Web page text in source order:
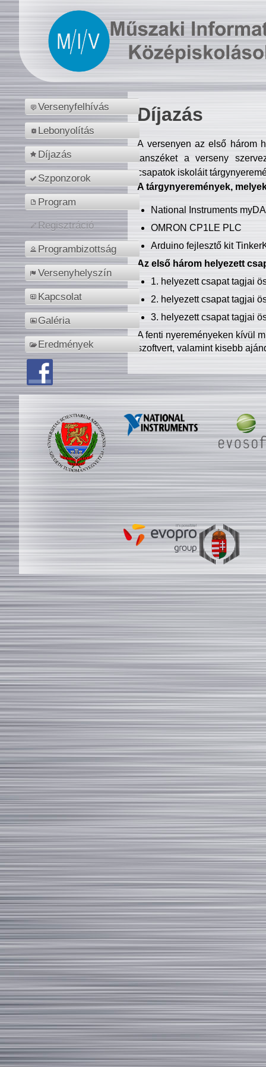
Versenyfelhívás
Lebonyolítás
Díjazás
Szponzorok
Program
Regisztráció
Programbizottság
Versenyhelyszín
Kapcsolat
Galéria
Eredmények
Díjazás
A versenyen az első három
tanszéket a verseny
csapatok iskoláit
A tárgynyeremények,
National Instruments
OMRON CP1LE PLC
Arduino fejlesztő kit
Az első három helyezett
1. helyezett csapat tagjai
2. helyezett csapat tagjai
3. helyezett csapat tagjai
A fenti nyereményeken kívül
szoftvert, valamint kisebb